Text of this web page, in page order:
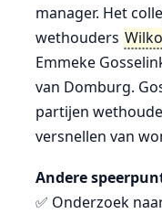
manager. Het
wethouders
Emmeke
van Domburg.
partijen
versnellen van
Andere
✅ Onderzoek